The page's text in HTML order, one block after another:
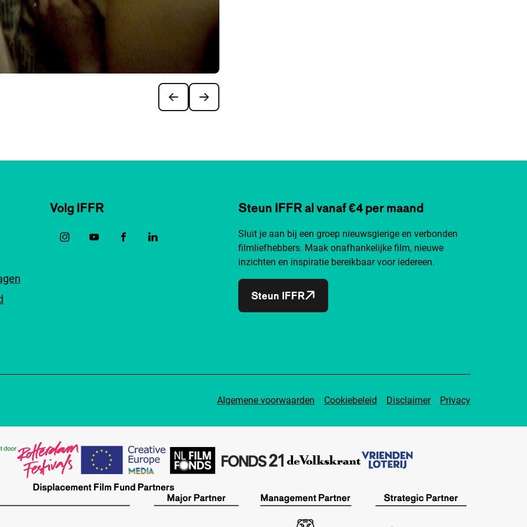
Volg IFFR Steun IFFR al vanaf €4 per maand
Sluit je aan bij een groep nieuwsgierige en verbonden
filmliefhebbers. Maak onafhankelijke film, nieuwe
inzichten en inspiratie bereikbaar voor iedereen.
Steun IFFR
Algemene voorwaarden Cookiebeleid Disclaimer Privacy